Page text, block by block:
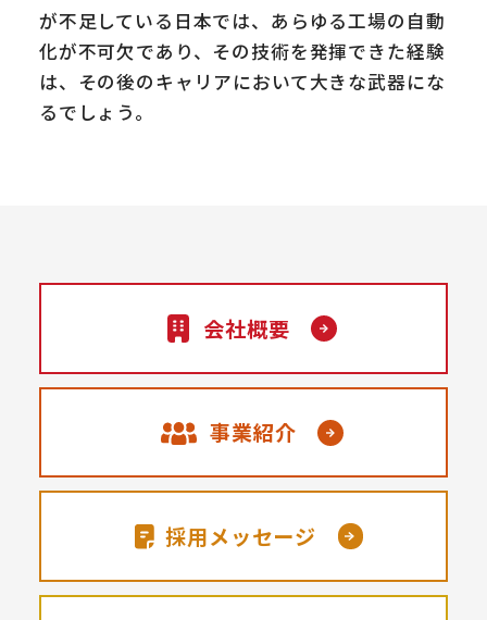
が不足している日本では、あらゆる工場の自動
化が不可欠であり、その技術を発揮できた経験
は、その後のキャリアにおいて大きな武器にな
るでしょう。
会社概要
事業紹介
採用メッセージ